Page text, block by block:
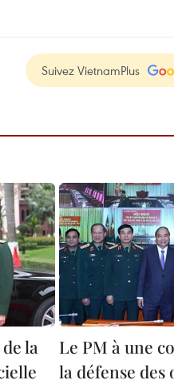
Suivez VietnamPlus
la
Le PM à une
la défense des